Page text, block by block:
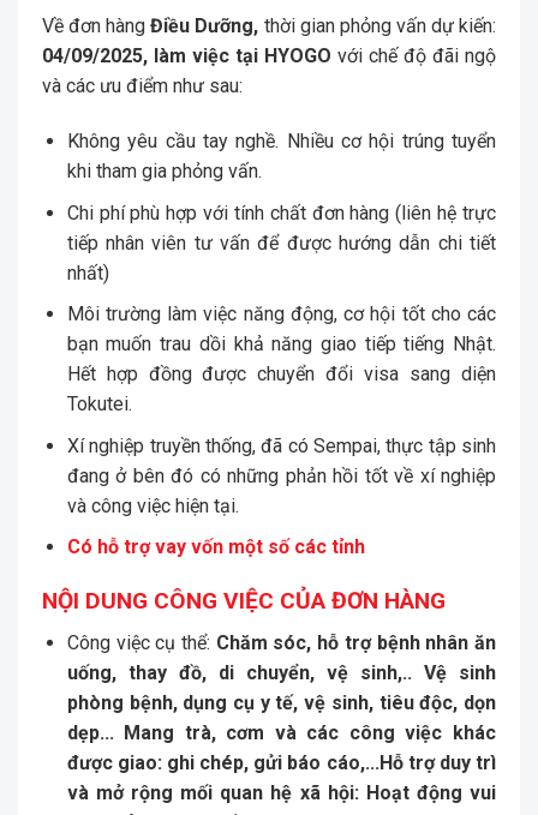
Về đơn hàng Điều Dưỡng, thời gian phỏng vấn dự kiến:
04/09/2025, làm việc tại HYOGO với chế độ đãi ngộ
và các ưu điểm như sau:
Không yêu cầu tay nghề. Nhiều cơ hội trúng tuyển
khi tham gia phỏng vấn.
Chi phí phù hợp với tính chất đơn hàng (liên hệ trực
tiếp nhân viên tư vấn để được hướng dẫn chi tiết
nhất)
Môi trường làm việc năng động, cơ hội tốt cho các
bạn muốn trau dồi khả năng giao tiếp tiếng Nhật.
Hết hợp đồng được chuyển đổi visa sang diện
Tokutei.
Xí nghiệp truyền thống, đã có Sempai, thực tập sinh
đang ở bên đó có những phản hồi tốt về xí nghiệp
và công việc hiện tại.
Có hỗ trợ vay vốn một số các tỉnh
NỘI DUNG CÔNG VIỆC CỦA ĐƠN HÀNG
Công việc cụ thể: Chăm sóc, hỗ trợ bệnh nhân ăn
uống, thay đồ, di chuyển, vệ sinh,.. Vệ sinh
phòng bệnh, dụng cụ y tế, vệ sinh, tiêu độc, dọn
dẹp... Mang trà, cơm và các công việc khác
được giao: ghi chép, gửi báo cáo,...Hỗ trợ duy trì
và mở rộng mối quan hệ xã hội: Hoạt động vui